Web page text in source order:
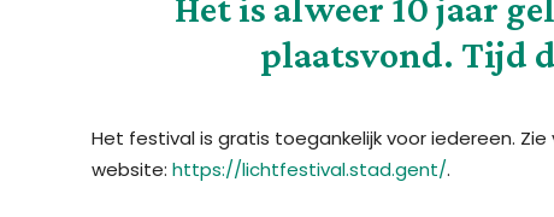
plaatsvond. Tijd
Het festival is gratis toegankelijk voor iedereen.
website: https://lichtfestival.stad.gent/.